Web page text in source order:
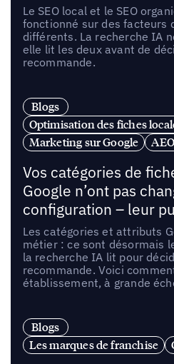
Le SEO local et le SEO
fonctionné sur des facteurs
différents. La recherche IA
elle lit les deux avant de
recommande.
Blogs
Optimisation des fiches
Marketing sur Google
Vos catégories de
Google n’ont pas
configuration – leur
Les catégories et attributs
métier : ce sont désormais
la recherche IA lit pour
recommande. Voici
établissement, à grande
Blogs
Les marques de franchise